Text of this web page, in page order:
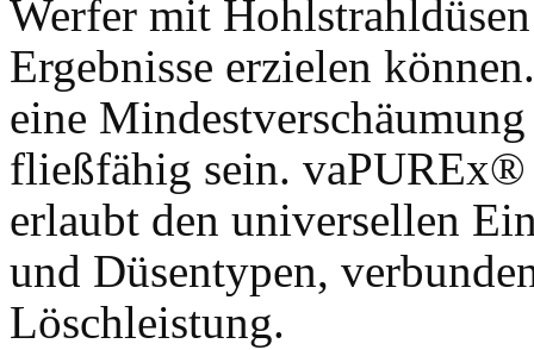
Werfer mit
Ergebnisse erzielen
eine
fließfähig sein.
erlaubt den universellen
und Düsentypen,
Löschleistung.